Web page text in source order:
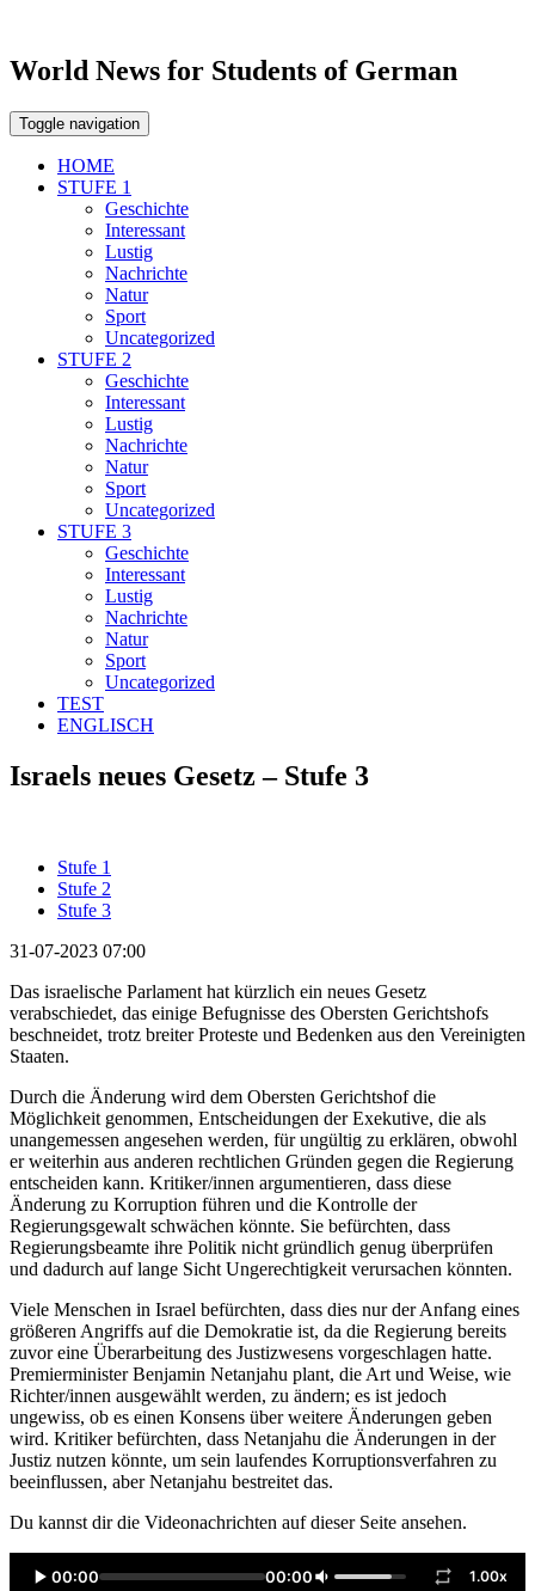
World News for Students of German
Toggle navigation
HOME
STUFE 1
Geschichte
Interessant
Lustig
Nachrichte
Natur
Sport
Uncategorized
STUFE 2
Geschichte
Interessant
Lustig
Nachrichte
Natur
Sport
Uncategorized
STUFE 3
Geschichte
Interessant
Lustig
Nachrichte
Natur
Sport
Uncategorized
TEST
ENGLISCH
Israels neues Gesetz – Stufe 3
Stufe 1
Stufe 2
Stufe 3
31-07-2023 07:00
Das israelische Parlament hat kürzlich ein neues Gesetz
verabschiedet, das einige Befugnisse des Obersten Gerichtshofs
beschneidet, trotz breiter Proteste und Bedenken aus den Vereinigten
Staaten.
Durch die Änderung wird dem Obersten Gerichtshof die
Möglichkeit genommen, Entscheidungen der Exekutive, die als
unangemessen angesehen werden, für ungültig zu erklären, obwohl
er weiterhin aus anderen rechtlichen Gründen gegen die Regierung
entscheiden kann. Kritiker/innen argumentieren, dass diese
Änderung zu Korruption führen und die Kontrolle der
Regierungsgewalt schwächen könnte. Sie befürchten, dass
Regierungsbeamte ihre Politik nicht gründlich genug überprüfen
und dadurch auf lange Sicht Ungerechtigkeit verursachen könnten.
Viele Menschen in Israel befürchten, dass dies nur der Anfang eines
größeren Angriffs auf die Demokratie ist, da die Regierung bereits
zuvor eine Überarbeitung des Justizwesens vorgeschlagen hatte.
Premierminister Benjamin Netanjahu plant, die Art und Weise, wie
Richter/innen ausgewählt werden, zu ändern; es ist jedoch
ungewiss, ob es einen Konsens über weitere Änderungen geben
wird. Kritiker befürchten, dass Netanjahu die Änderungen in der
Justiz nutzen könnte, um sein laufendes Korruptionsverfahren zu
beeinflussen, aber Netanjahu bestreitet das.
Du kannst dir die Videonachrichten auf dieser Seite ansehen.
00:00 00:00 1.00x